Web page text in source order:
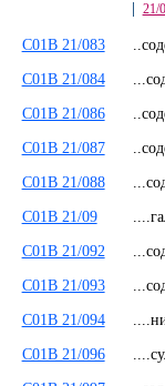
21/
C01B 21/083
C01B 21/084
C01B 21/086
C01B 21/087
C01B 21/088
C01B 21/09
C01B 21/092
C01B 21/093
C01B 21/094
C01B 21/096